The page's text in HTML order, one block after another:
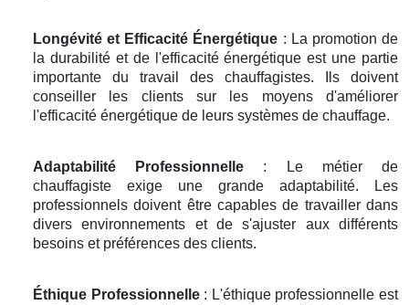
Longévité et Efficacité Énergétique : La promotion de
la durabilité et de l'efficacité énergétique est une partie
importante du travail des chauffagistes. Ils doivent
conseiller les clients sur les moyens d'améliorer
l'efficacité énergétique de leurs systèmes de chauffage.
Adaptabilité Professionnelle : Le métier de
chauffagiste exige une grande adaptabilité. Les
professionnels doivent être capables de travailler dans
divers environnements et de s'ajuster aux différents
besoins et préférences des clients.
Éthique Professionnelle: L'éthique professionnelle est